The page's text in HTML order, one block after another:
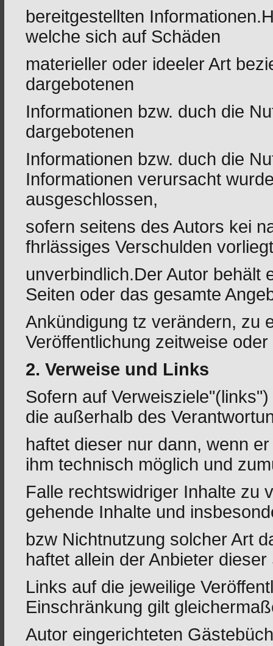
bereitgestellten
welche sich auf Schäden
materieller oder ideeler Art
dargebotenen
Informationen bzw. duch die
dargebotenen
Informationen bzw. duch die
Informationen verursacht
ausgeschlossen,
sofern seitens des Autors kei
fhrlässiges Verschulden
unverbindlich.Der Autor behält
Seiten oder das gesamte
Ankündigung tz verändern, zu
Veröffentlichung zeitweise
2. Verweise und Links
Sofern auf
die außerhalb des
haftet dieser nur dann, wenn
ihm technisch möglich und
Falle rechtswidriger Inhalte zu
gehende Inhalte und
bzw Nichtnutzung solcher Art
haftet allein der Anbieter
Links auf die jeweilige
Einschränkung gilt
Autor eingerichteten